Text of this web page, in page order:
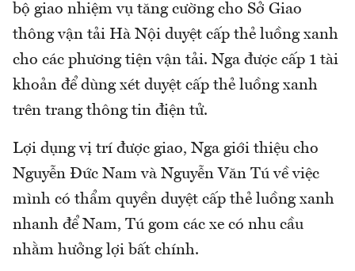
bộ giao nhiệm vụ tăng cường cho Sở Giao
thông vận tải Hà Nội duyệt cấp thẻ luồng xanh
cho các phương tiện vận tải. Nga được cấp 1 tài
khoản để dùng xét duyệt cấp thẻ luồng xanh
trên trang thông tin điện tử.
Lợi dụng vị trí được giao, Nga giới thiệu cho
Nguyễn Đức Nam và Nguyễn Văn Tú về việc
mình có thẩm quyền duyệt cấp thẻ luồng xanh
nhanh để Nam, Tú gom các xe có nhu cầu
nhằm hưởng lợi bất chính.